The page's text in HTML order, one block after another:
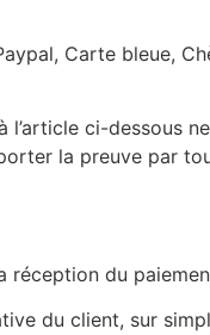
Carte bleue,
ci-dessous
la preuve par
du
du client, sur